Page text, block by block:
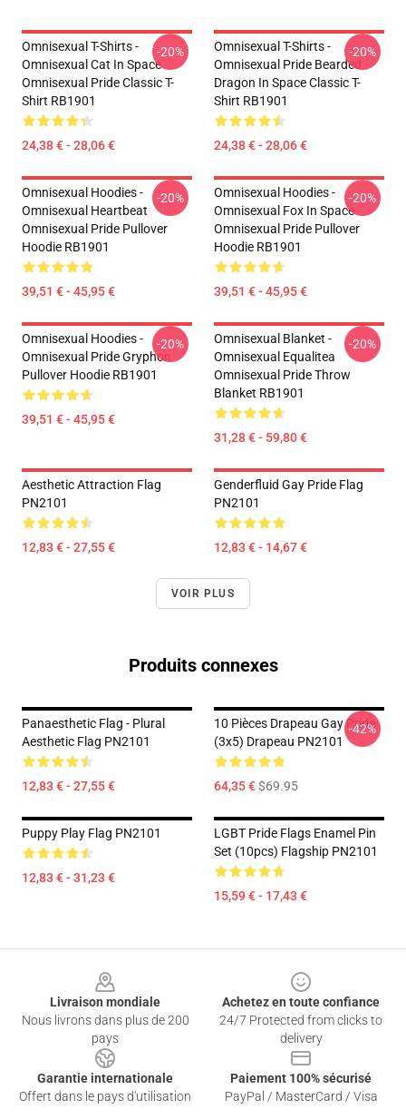
Omnisexual T-Shirts -
Omnisexual Cat In Space
Omnisexual Pride Classic T-
Shirt RB1901
24,38 € - 28,06 €
-20%
Omnisexual T-Shirts -
Omnisexual Pride Bearded
Dragon In Space Classic T-
Shirt RB1901
24,38 € - 28,06 €
-20%
Omnisexual Hoodies -
Omnisexual Heartbeat
Omnisexual Pride Pullover
Hoodie RB1901
39,51 € - 45,95 €
-20%
Omnisexual Hoodies -
Omnisexual Fox In Space
Omnisexual Pride Pullover
Hoodie RB1901
39,51 € - 45,95 €
-20%
Omnisexual Hoodies -
Omnisexual Pride Gryphon
Pullover Hoodie RB1901
39,51 € - 45,95 €
-20%
Omnisexual Blanket -
Omnisexual Equalitea
Omnisexual Pride Throw
Blanket RB1901
31,28 € - 59,80 €
-20%
Aesthetic Attraction Flag
PN2101
12,83 € - 27,55 €
Genderfluid Gay Pride Flag
PN2101
12,83 € - 14,67 €
VOIR PLUS
Produits connexes
Panaesthetic Flag - Plural
Aesthetic Flag PN2101
12,83 € - 27,55 €
10 Pièces Drapeau Gay Pride
(3x5) Drapeau PN2101
64,35 €$69.95
-42%
Puppy Play Flag PN2101
12,83 € - 31,23 €
LGBT Pride Flags Enamel Pin
Set (10pcs) Flagship PN2101
15,59 € - 17,43 €
Livraison mondiale
Nous livrons dans plus de 200
pays
Achetez en toute confiance
24/7 Protected from clicks to
delivery
Garantie internationale
Offert dans le pays d'utilisation
Paiement 100% sécurisé
PayPal / MasterCard / Visa